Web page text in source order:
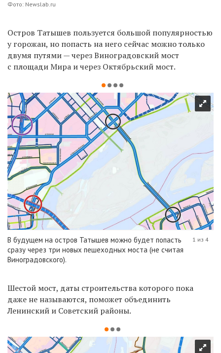
Фото: Newslab.ru
Остров Татышев пользуется большой популярностью
у горожан, но попасть на него сейчас можно только
двумя путями — через Виноградовский мост
с площади Мира и через Октябрьский мост.
В будущем на остров Татышев можно будет попасть
сразу через три новых пешеходных моста (не считая
Виноградовского).
1 из 4
Шестой мост, даты строительства которого пока
даже не называются, поможет объединить
Ленинский и Советский районы.